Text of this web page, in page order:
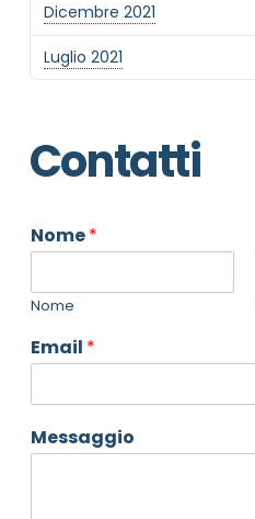
Dicembre 2021
Luglio 2021
Contatti
Nome*
Nome
Email *
Messaggio